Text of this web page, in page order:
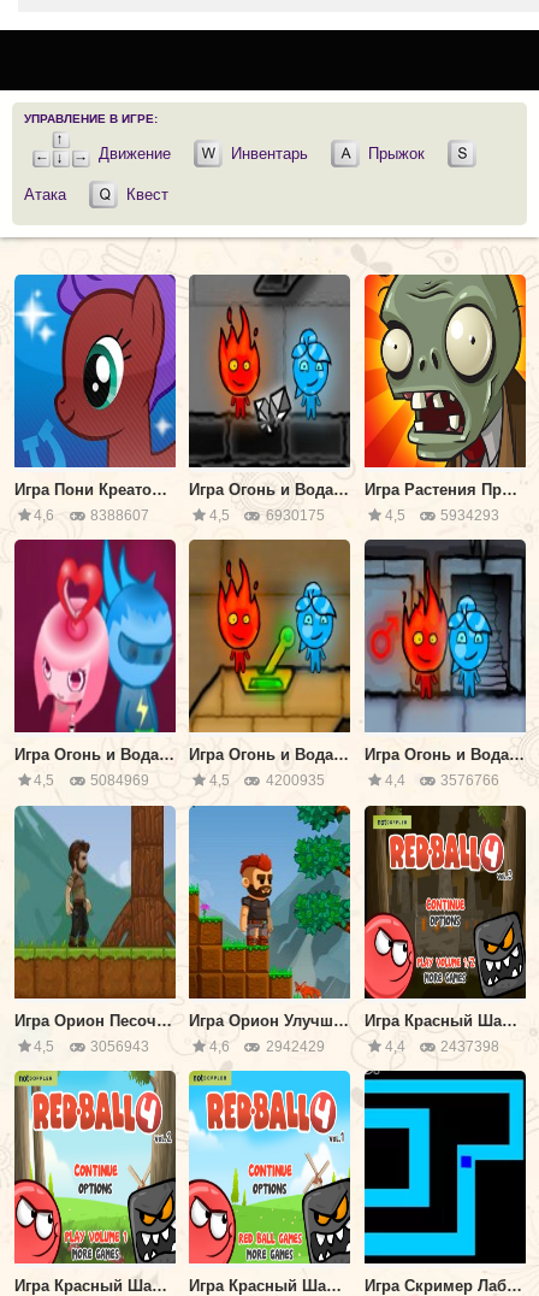
УПРАВЛЕНИЕ В ИГРЕ:
Движение Инвентарь Прыжок
Атака Квест
Игра Пони Креатор v3: Создай Свою Пони 3
4,6 8388607
Игра Огонь и Вода 4 В хрустальном храме
4,5 6930175
Игра Растения Против Зомби
4,5 5934293
Игра Огонь и Вода Аниме
4,5 5084969
Игра Огонь и Вода 2 - В светлом храме
4,5 4200935
Игра Огонь и Вода 3 - В ледяном храме
4,4 3576766
Игра Орион Песочница
4,5 3056943
Игра Орион Улучшенный
4,6 2942429
Игра Красный Шар 4 часть 3
4,4 2437398
Игра Красный Шар 4 часть 2 Игра Красный Шар 4 часть 1 Игра Скример Лабиринт